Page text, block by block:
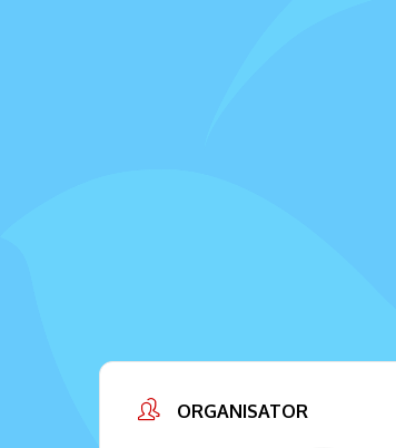
ORGANISATOR